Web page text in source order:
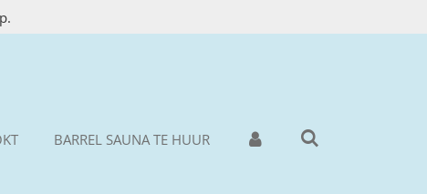
BARREL SAUNA TE HUUR